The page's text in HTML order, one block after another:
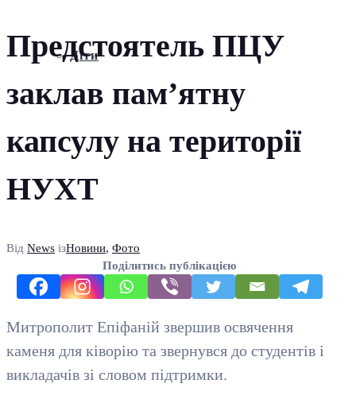
Діти
Предстоятель ПЦУ
заклав пам’ятну
капсулу на території
НУХТ
Від News ізНовини, Фото
Поділитись публікацією
Митрополит Епіфаній звершив освячення
каменя для ківорію та звернувся до студентів і
викладачів зі словом підтримки.